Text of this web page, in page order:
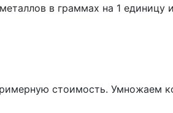
в граммах на 1 единицу
стоимость. Умножаем